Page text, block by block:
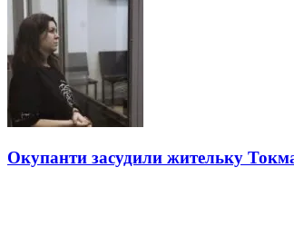
Окупанти засудили жительку